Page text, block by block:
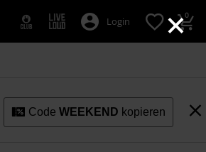
×
Login 0
CodeWEEKEND kopieren